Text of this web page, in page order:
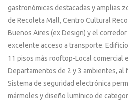
gastronómicas destacadas y amplias
de Recoleta Mall, Centro Cultural
Buenos Aires (ex Design) y el
excelente acceso a transporte.
11 pisos más rooftop-Local comercial
Departamentos de 2 y 3 ambientes,
Sistema de seguridad electrónica
mármoles y diseño lumínico de